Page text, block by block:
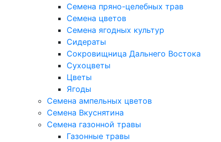
Семена пряно-целебных трав
Семена цветов
Семена ягодных культур
Сидераты
Сокровищница Дальнего Востока
Сухоцветы
Цветы
Ягоды
Семена ампельных цветов
Семена Вкуснятина
Семена газонной травы
Газонные травы